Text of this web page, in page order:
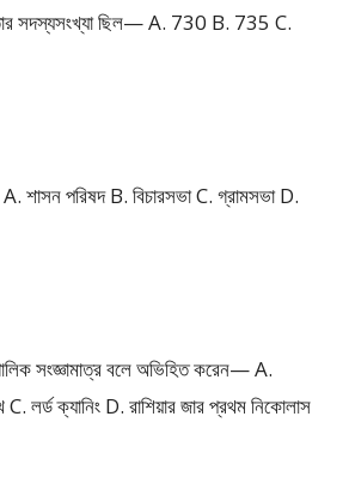
সদস্যসংখ্যা ছিল— A. 730 B. 735 C.
শাসন পরিষদ B. বিচারসভা C. গ্রামসভা D.
সংজ্ঞামাত্র বলে অভিহিত করেন— A.
C. লর্ড ক্যানিং D. রাশিয়ার জার প্রথম নিকোলাস